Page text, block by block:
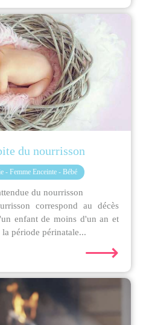
du nourrisson
- Femme Enceinte - Bébé
du nourrisson
correspond au décès
enfant de moins d'un an et
période périnatale...
⟶